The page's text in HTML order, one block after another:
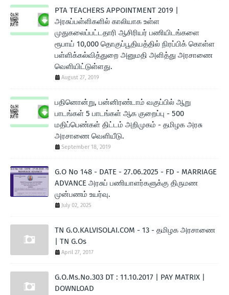
PTA TEACHERS APPOINTMENT 2019 |
அரசுப்பள்ளிகளில் காலியாக உள்ள
முதுகலைப்பட்டதாரி ஆசிரியர் பணியிடங்களை
ரூபாய் 10,000 தொகுப்பூதியத்தில் நிரப்பிக் கொள்ள
பள்ளிக்கல்வித்துறை அனுமதி அளித்து அரசாணை
வெளியிட்டுள்ளது.
August 27, 2019
பதினொன்று, பன்னிரண்டாம் வகுப்பில் ஆறு
பாடங்கள் 5 பாடங்கள் ஆக குறைப்பு - 500
மதிப்பெண்கள் திட்டம் அறிமுகம் - தமிழக அரசு
அரசாணை வெளியீடு.
September 18, 2019
G.O No 148 - DATE - 27.06.2025 - FD - MARRIAGE
ADVANCE அரசுப் பணியாளர்களுக்கு திருமண
முன்பணம் உயர்வு.
July 02, 2025
TN G.O.KALVISOLAI.COM - 13 - தமிழக அரசாணை
| TN G.Os
April 27, 2017
G.O.Ms.No.303 DT : 11.10.2017 | PAY MATRIX |
DOWNLOAD